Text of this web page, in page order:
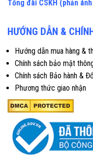
Tổng đài CSKH (phản
HƯỚNG DẪN &
Hướng dẫn mua hàng &
Chính sách bảo mật
Chính sách Bảo hành &
Phương thức giao nhận